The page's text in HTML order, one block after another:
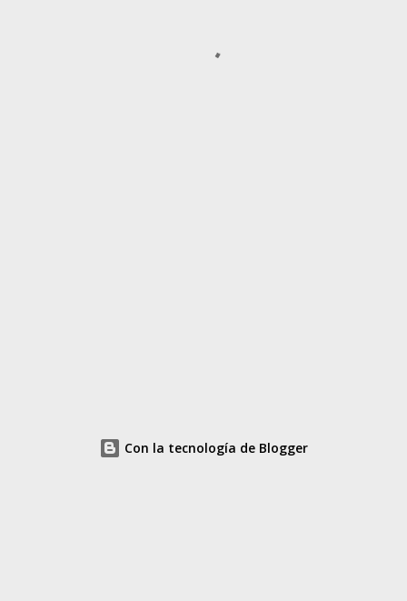
Con la tecnología de Blogger